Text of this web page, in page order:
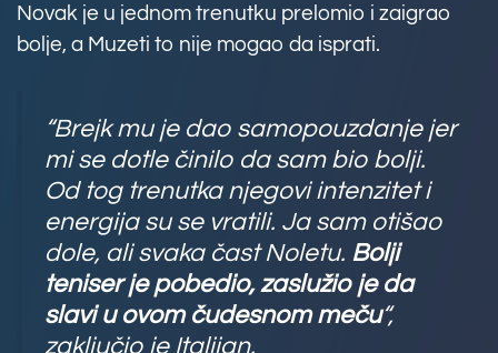
Novak je u jednom trenutku prelomio i zaigrao
bolje, a Muzeti to nije mogao da isprati.
“Brejk mu je dao samopouzdanje jer
mi se dotle činilo da sam bio bolji.
Od tog trenutka njegovi intenzitet i
energija su se vratili. Ja sam otišao
dole, ali svaka čast Noletu. Bolji
teniser je pobedio, zaslužio je da
slavi u ovom čudesnom meču“,
zaključio je Italijan.